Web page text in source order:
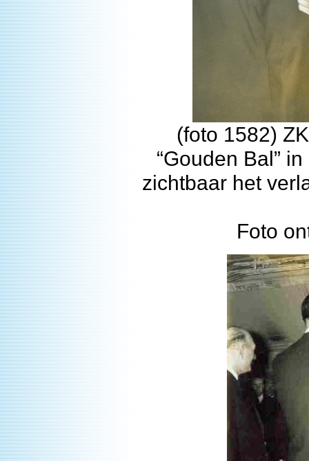
(foto 1582)
“Gouden Bal”
zichtbaar het
Foto